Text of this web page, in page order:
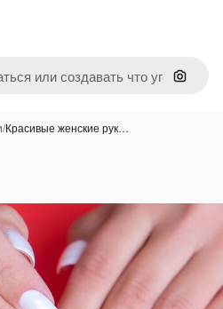
Поиск
/Красивые женские рук…